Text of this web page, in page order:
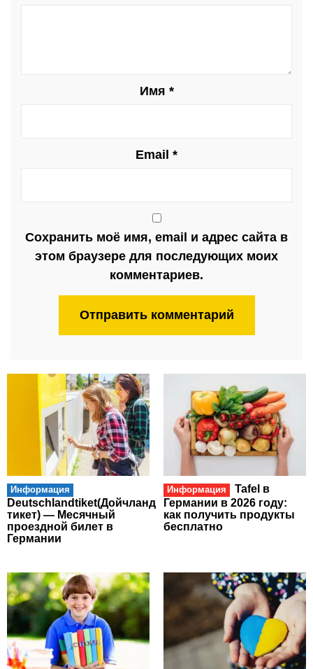
Имя *
Email *
Сохранить моё имя, email и адрес сайта в
этом браузере для последующих моих
комментариев.
Информация
Deutschlandtiket(Дойчланд
тикет) — Месячный
проездной билет в
Германии
Информация
Tafel в
Германии в 2026 году:
как получить продукты
бесплатно